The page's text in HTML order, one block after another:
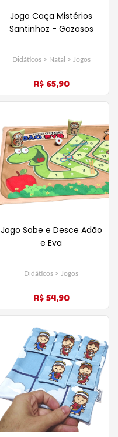
Jogo Caça Mistérios
Santinhoz - Gozosos
Didáticos > Natal > Jogos
R$ 65,90
Jogo Sobe e Desce Adão
e Eva
Didáticos > Jogos
R$ 54,90